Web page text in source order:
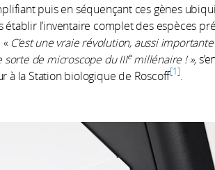
puis en séquençant ces gènes
l’inventaire complet des espèces
«C’est une vraie révolution, aussi
sorte de microscope du IIIemillénaire ! »,
à la Station biologique de Roscoff 1